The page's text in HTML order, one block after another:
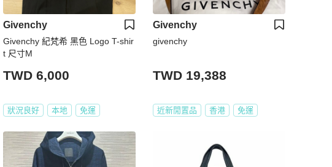
Givenchy
Givenchy 紀梵希 黑色 Logo T-shir
t 尺寸M
TWD 6,000
狀況良好 本地 免運
Givenchy
givenchy
TWD 19,388
近新閒置品 香港 免運